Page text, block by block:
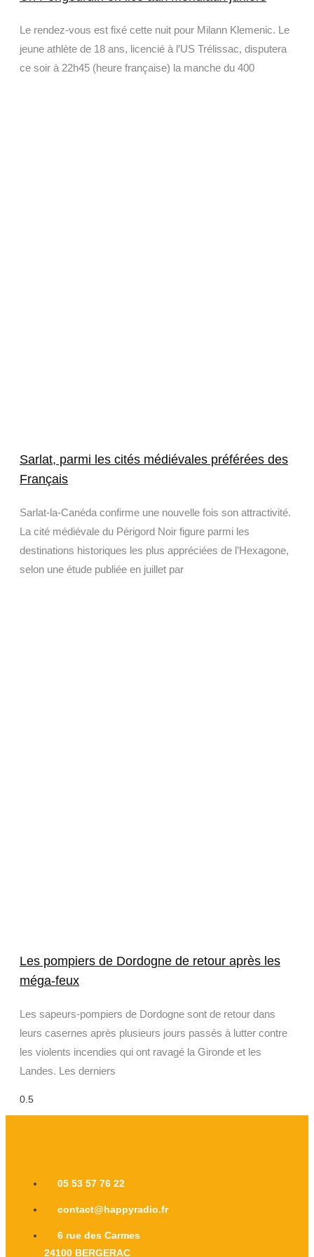
Le rendez-vous est fixé cette nuit pour Milann Klemenic. Le
jeune athlète de 18 ans, licencié à l’US Trélissac, disputera
ce soir à 22h45 (heure française) la manche du 400
Sarlat, parmi les cités médiévales préférées des
Français
Sarlat-la-Canéda confirme une nouvelle fois son attractivité.
La cité médiévale du Périgord Noir figure parmi les
destinations historiques les plus appréciées de l’Hexagone,
selon une étude publiée en juillet par
Les pompiers de Dordogne de retour après les
méga-feux
Les sapeurs-pompiers de Dordogne sont de retour dans
leurs casernes après plusieurs jours passés à lutter contre
les violents incendies qui ont ravagé la Gironde et les
Landes. Les derniers
05 53 57 76 22
contact@happyradio.fr
6 rue des Carmes
24100 BERGERAC